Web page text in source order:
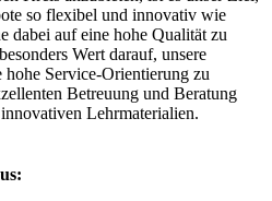
so flexibel und innovativ wie
dabei auf eine hohe Qualität zu
Wert darauf, unsere
Service-Orientierung zu
Betreuung und Beratung
Lehrmaterialien.